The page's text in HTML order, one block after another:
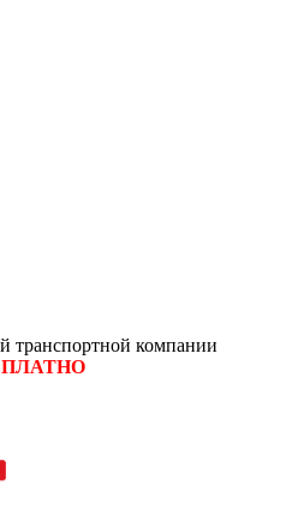
транспортной компании